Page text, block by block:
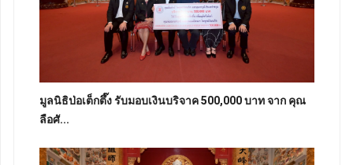
มูลนิธิป่อเต็กตึ๊ง รับมอบเงินบริจาค 500,000 บาท จาก คุณ
ลือศั...